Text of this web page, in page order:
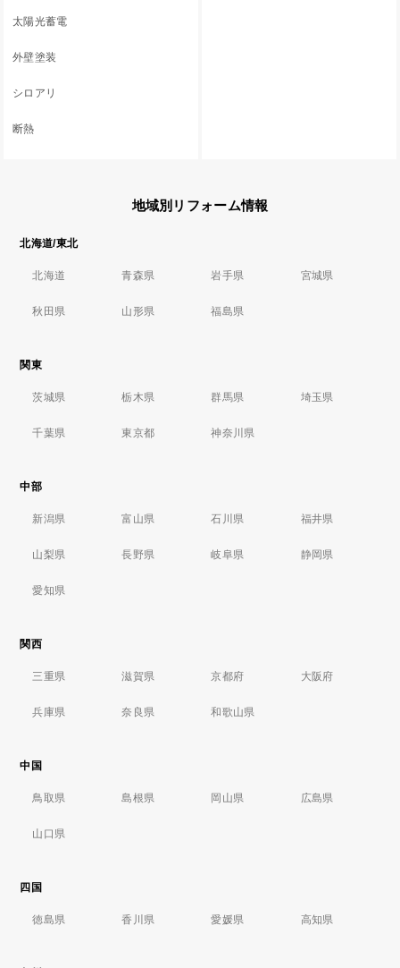
太陽光蓄電
外壁塗装
シロアリ
断熱
地域別リフォーム情報
北海道/東北
北海道 青森県 岩手県 宮城県
秋田県 山形県 福島県
関東
茨城県 栃木県 群馬県 埼玉県
千葉県 東京都 神奈川県
中部
新潟県 富山県 石川県 福井県
山梨県 長野県 岐阜県 静岡県
愛知県
関西
三重県 滋賀県 京都府 大阪府
兵庫県 奈良県 和歌山県
中国
鳥取県 島根県 岡山県 広島県
山口県
四国
徳島県 香川県 愛媛県 高知県